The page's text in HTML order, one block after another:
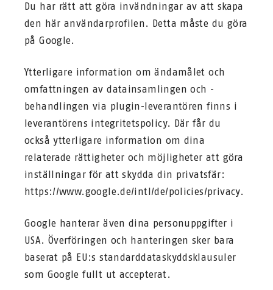
Du har rätt att göra invändningar av att skapa
den här användarprofilen. Detta måste du göra
på Google.
Ytterligare information om ändamålet och
omfattningen av datainsamlingen och -
behandlingen via plugin-leverantören finns i
leverantörens integritetspolicy. Där får du
också ytterligare information om dina
relaterade rättigheter och möjligheter att göra
inställningar för att skydda din privatsfär:
https://www.google.de/intl/de/policies/privacy.
Google hanterar även dina personuppgifter i
USA. Överföringen och hanteringen sker bara
baserat på EU:s standarddataskyddsklausuler
som Google fullt ut accepterat.